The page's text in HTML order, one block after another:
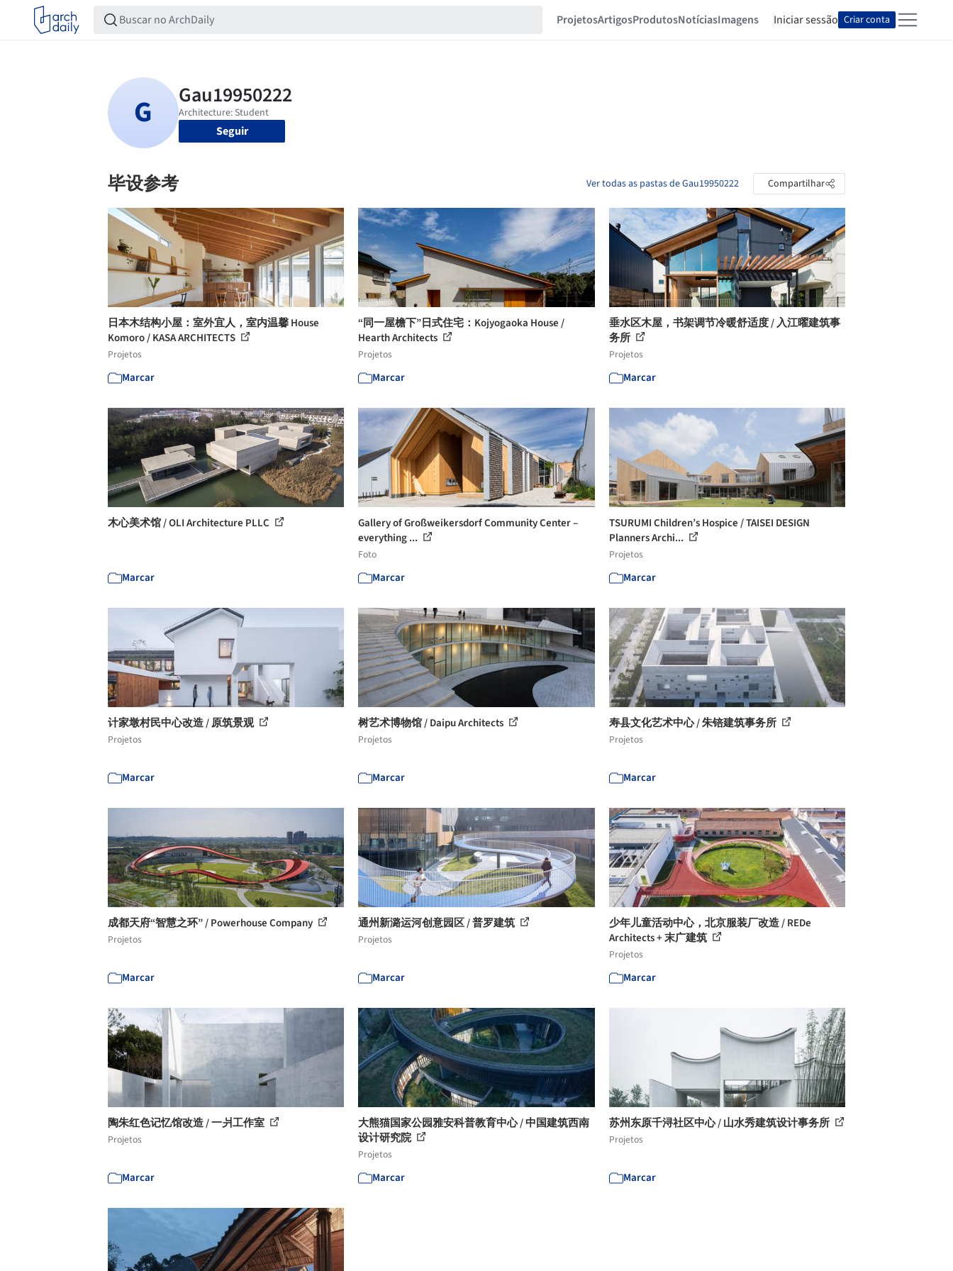
ProjetosArtigosProdutosNotíciasImagens Iniciar sessão Criar conta
Seguir
毕设参考 Ver todas as pastas de Gau19950222 Compartilhar
日本木结构小屋：室外宜人，室内温馨 House
Komoro / KASA ARCHITECTS
Projetos
Marcar
“同一屋檐下”日式住宅：Kojyogaoka House /
Hearth Architects
Projetos
Marcar
垂水区木屋，书架调节冷暖舒适度 / 入江曜建筑事
务所
Projetos
Marcar
木心美术馆 / OLI Architecture PLLC
Marcar
Gallery of Großweikersdorf Community Center –
everything ...
Foto
Marcar
TSURUMI Children’s Hospice / TAISEI DESIGN
Planners Archi...
Projetos
Marcar
计家墩村民中心改造 / 原筑景观
Projetos
Marcar
树艺术博物馆 / Daipu Architects
Projetos
Marcar
寿县文化艺术中心 / 朱锫建筑事务所
Projetos
Marcar
成都天府“智慧之环” / Powerhouse Company
Projetos
Marcar
通州新潞运河创意园区 / 普罗建筑
Projetos
Marcar
少年儿童活动中心，北京服装厂改造 / REDe
Architects + 末广建筑
Projetos
Marcar
陶朱红色记忆馆改造 / 一爿工作室
Projetos
Marcar
大熊猫国家公园雅安科普教育中心 / 中国建筑西南
设计研究院
Projetos
Marcar
苏州东原千浔社区中心 / 山水秀建筑设计事务所
Projetos
Marcar